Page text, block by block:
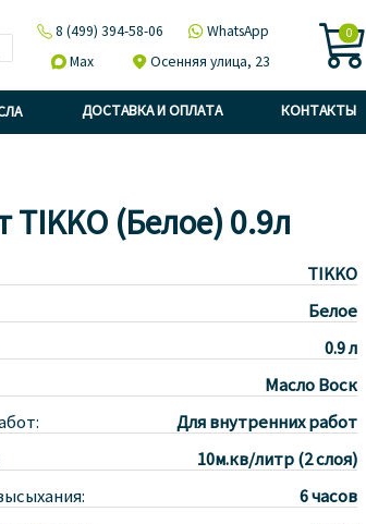
 8 (499) 394-58-06  WhatsApp
 Max  Осенняя улица, 23 
0
ДОСТАВКА И ОПЛАТА КОНТАКТЫ
(Белое) 0.9л
TIKKO
Белое
0.9 л
Масло Воск
Для внутренних работ
10м.кв/литр (2 слоя)
6 часов